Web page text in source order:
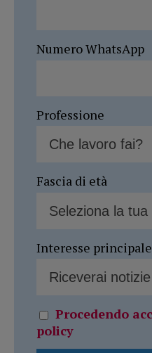
Numero WhatsApp
Professione
Fascia di età
Interesse principale
Procedendo
policy